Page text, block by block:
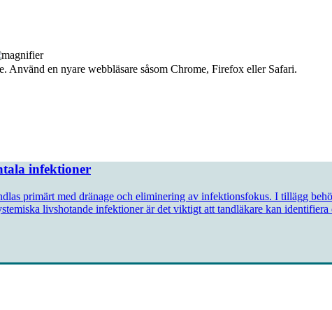
Använd en nyare webbläsare såsom Chrome, Firefox eller Safari.
infektioner
primärt med dränage och eliminering av infektionsfokus. I tillägg
livshotande infektioner är det viktigt att tandläkare kan identifiera